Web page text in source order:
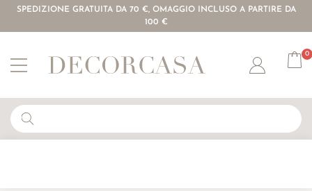
SPEDIZIONE GRATUITA DA 70 €, OMAGGIO INCLUSO A PARTIRE DA
100 €
Account
0